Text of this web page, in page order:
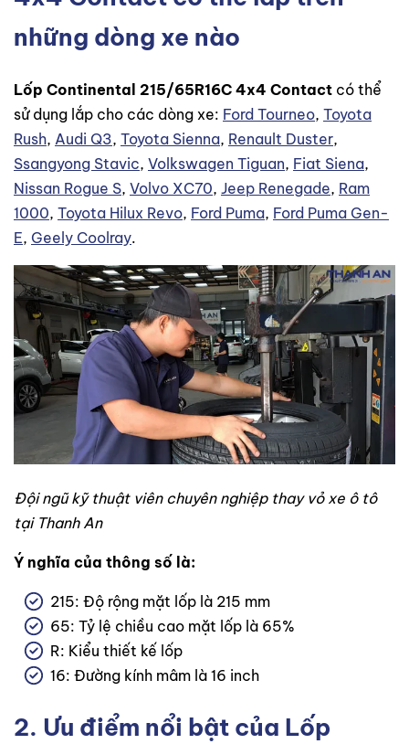
những dòng xe nào
Lốp Continental 215/65R16C 4x4 Contact có thể
sử dụng lắp cho các dòng xe: Ford Tourneo, Toyota
Rush, Audi Q3, Toyota Sienna, Renault Duster,
Ssangyong Stavic, Volkswagen Tiguan, Fiat Siena,
Nissan Rogue S, Volvo XC70, Jeep Renegade, Ram
1000, Toyota Hilux Revo, Ford Puma, Ford Puma Gen-
E, Geely Coolray.
Đội ngũ kỹ thuật viên chuyên nghiệp thay vỏ xe ô tô
tại Thanh An
Ý nghĩa của thông số là:
215: Độ rộng mặt lốp là 215 mm
65: Tỷ lệ chiều cao mặt lốp là 65%
R: Kiểu thiết kế lốp
16: Đường kính mâm là 16 inch
2. Ưu điểm nổi bật của Lốp